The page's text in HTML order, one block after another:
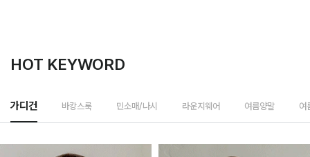
HOT KEYWORD
가디건 바캉스룩 민소매/나시 라운지웨어 여름양말 여